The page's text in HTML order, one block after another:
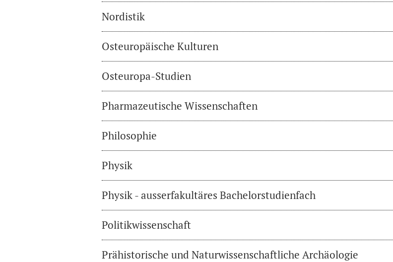
Nordistik
Osteuropäische Kulturen
Osteuropa-Studien
Pharmazeutische Wissenschaften
Philosophie
Physik
Physik - ausserfakultäres Bachelorstudienfach
Politikwissenschaft
Prähistorische und Naturwissenschaftliche Archäologie